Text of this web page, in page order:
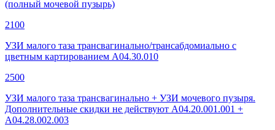
(полный мочевой пузырь)
2100
УЗИ малого таза трансвагинально/трансабдомиально с
цветным картированием А04.30.010
2500
УЗИ малого таза трансвагинально + УЗИ мочевого пузыря.
Дополнительные скидки не действуют А04.20.001.001 +
А04.28.002.003